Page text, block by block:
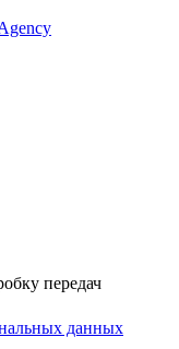
передач
данных